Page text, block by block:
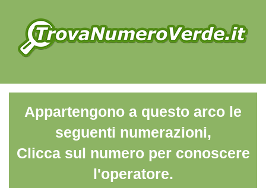
Appartengono a questo arco le
seguenti numerazioni,
Clicca sul numero per conoscere
l'operatore.